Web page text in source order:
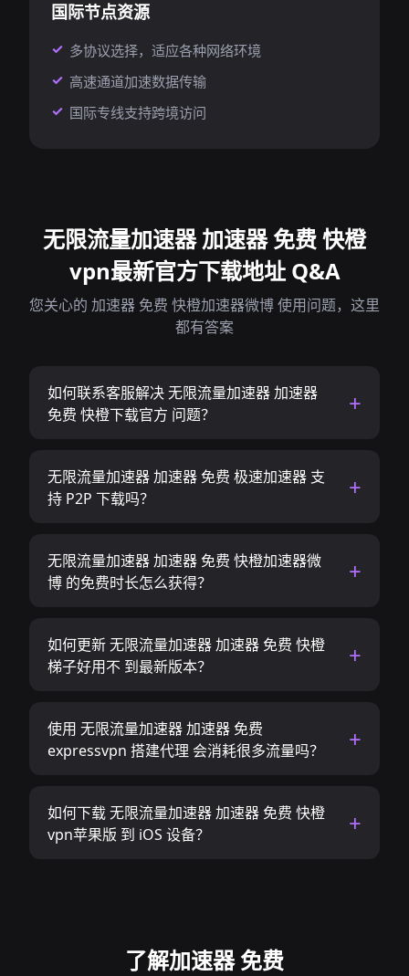
国际节点资源
多协议选择，适应各种网络环境
高速通道加速数据传输
国际专线支持跨境访问
无限流量加速器 加速器 免费 快橙
vpn最新官方下载地址 Q&A
您关心的 加速器 免费 快橙加速器微博 使用问题，这里
都有答案
如何联系客服解决 无限流量加速器 加速器
免费 快橙下载官方 问题？
无限流量加速器 加速器 免费 极速加速器 支
持 P2P 下载吗？
无限流量加速器 加速器 免费 快橙加速器微
博 的免费时长怎么获得？
如何更新 无限流量加速器 加速器 免费 快橙
梯子好用不 到最新版本？
使用 无限流量加速器 加速器 免费
expressvpn 搭建代理 会消耗很多流量吗？
如何下载 无限流量加速器 加速器 免费 快橙
vpn苹果版 到 iOS 设备？
了解加速器 免费